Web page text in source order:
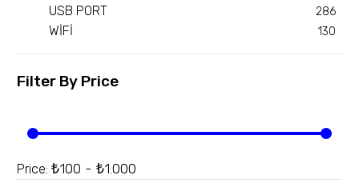
USB PORT 286
WİFİ 130
Filter By Price
Price: ₺100 - ₺1.000